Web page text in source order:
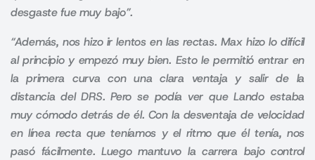
desgaste fue muy bajo”.
“Además, nos hizo ir lentos en las rectas. Max hizo lo difícil
al principio y empezó muy bien. Esto le permitió entrar en
la primera curva con una clara ventaja y salir de la
distancia del DRS. Pero se podía ver que Lando estaba
muy cómodo detrás de él. Con la desventaja de velocidad
en línea recta que teníamos y el ritmo que él tenía, nos
pasó fácilmente. Luego mantuvo la carrera bajo control